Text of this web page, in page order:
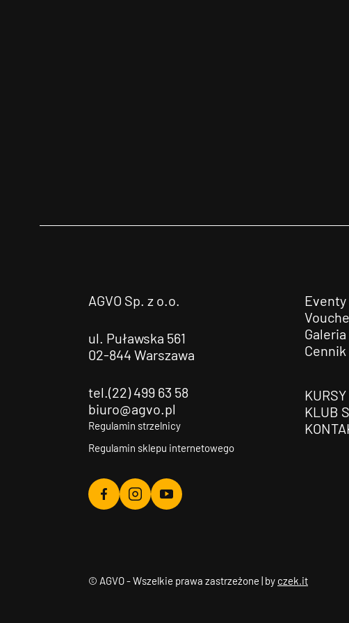
AGVO Sp. z o.o.
ul. Puławska 561
02-844 Warszawa
tel.(22) 499 63 58
biuro@agvo.pl
Regulamin strzelnicy
Regulamin sklepu internetowego
Agvo
Agvo
Agvo
Eventy
Galeria
Cennik
KURSY
KLUB
© AGVO - Wszelkie prawa zastrzeżone | by czek.it